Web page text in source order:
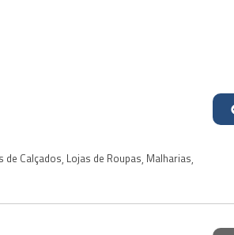
de Calçados, Lojas de Roupas, Malharias,